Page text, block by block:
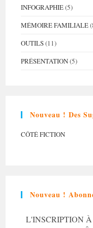
INFOGRAPHIE(5)
MÉMOIRE FAMILIALE
OUTILS(11)
PRÉSENTATION(5)
Nouveau ! Des
CÔTÉ FICTION
Nouveau !
L'INSCRIPTION